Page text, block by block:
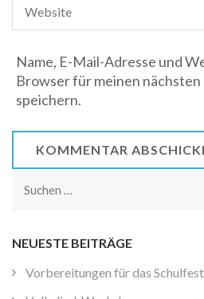
Name, E-Mail-Adresse und
Browser für meinen
speichern.
Suchen
NEUESTE BEITRÄGE
Vorbereitungen für das Schulfest